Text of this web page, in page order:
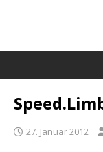
27. Januar 2012